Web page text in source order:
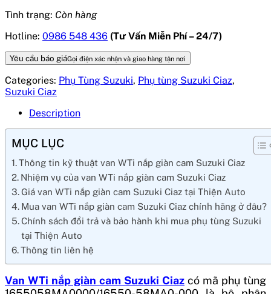
Tình trạng: Còn hàng
Hotline: 0986 548 436 (Tư Vấn Miễn Phí – 24/7)
Yêu cầu báo giáGọi điện xác nhận và giao hàng tận nơi
Categories: Phụ Tùng Suzuki, Phụ tùng Suzuki Ciaz,
Suzuki Ciaz
Description
MỤC LỤC
Thông tin kỹ thuật van WTi nắp giàn cam Suzuki Ciaz
Nhiệm vụ của van WTi nắp giàn cam Suzuki Ciaz
Giá van WTi nắp giàn cam Suzuki Ciaz tại Thiện Auto
Mua van WTi nắp giàn cam Suzuki Ciaz chính hãng ở đâu?
Chính sách đổi trả và bảo hành khi mua phụ tùng Suzuki
tại Thiện Auto
Thông tin liên hệ
Van WTi nắp giàn cam Suzuki Ciaz có mã phụ tùng